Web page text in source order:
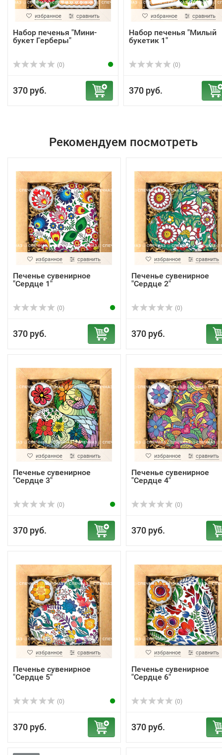
избранное сравнить
Набор печенья "Мини-
букет Герберы"
(0)
370 руб.
избранное сравнить
Набор печенья "Милый
букетик 1"
(0)
370 руб.
Рекомендуем посмотреть
избранное сравнить
Печенье сувенирное
"Сердце 1"
(0)
370 руб.
избранное сравнить
Печенье сувенирное
"Сердце 2"
(0)
370 руб.
избранное сравнить
Печенье сувенирное
"Сердце 3"
(0)
370 руб.
избранное сравнить
Печенье сувенирное
"Сердце 4"
(0)
370 руб.
избранное сравнить
Печенье сувенирное
"Сердце 5"
(0)
370 руб.
избранное сравнить
Печенье сувенирное
"Сердце 6"
(0)
370 руб.